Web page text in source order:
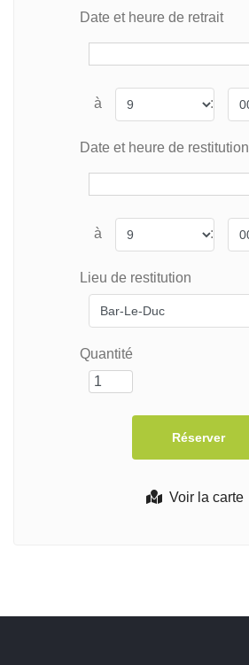
Voir la carte
Date et heure de retrait
à :
Date et heure de restitution
à :
Lieu de restitution
Quantité